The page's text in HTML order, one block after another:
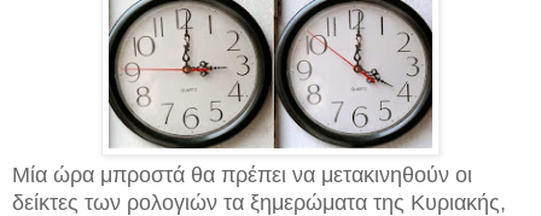
Μία ώρα μπροστά θα πρέπει να μετακινηθούν οι
δείκτες των ρολογιών τα ξημερώματα της Κυριακής,